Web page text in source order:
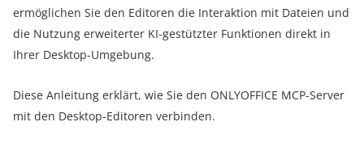
ermöglichen Sie den Editoren die Interaktion mit Dateien und
die Nutzung erweiterter KI-gestützter Funktionen direkt in
Ihrer Desktop-Umgebung.
Diese Anleitung erklärt, wie Sie den ONLYOFFICE MCP-Server
mit den Desktop-Editoren verbinden.